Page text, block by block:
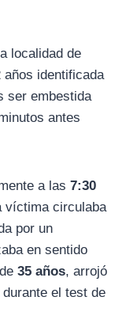
localidad de
años identificada
ser embestida
antes
a las 7:30
víctima circulaba
por un
en sentido
35 años, arrojó
el test de